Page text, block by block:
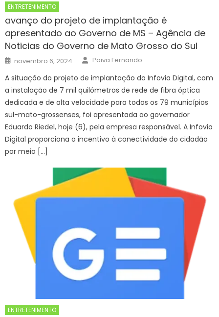
ENTRETENIMENTO
avanço do projeto de implantação é
apresentado ao Governo de MS – Agência de
Noticias do Governo de Mato Grosso do Sul
Posted
on
novembro 6, 2024 Author
Paiva Fernando
A situação do projeto de implantação da Infovia Digital, com
a instalação de 7 mil quilômetros de rede de fibra óptica
dedicada e de alta velocidade para todos os 79 municípios
sul-mato-grossenses, foi apresentada ao governador
Eduardo Riedel, hoje (6), pela empresa responsável. A Infovia
Digital proporciona o incentivo à conectividade do cidadão
por meio […]
ENTRETENIMENTO